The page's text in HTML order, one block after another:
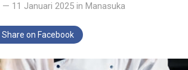
— 11 Januari 2025 in Manasuka
Share on Facebook